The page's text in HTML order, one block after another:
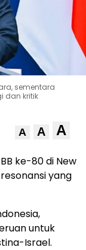
sementara
dan kritik
A A A
ke-80 di New
yang
untuk
Israel.